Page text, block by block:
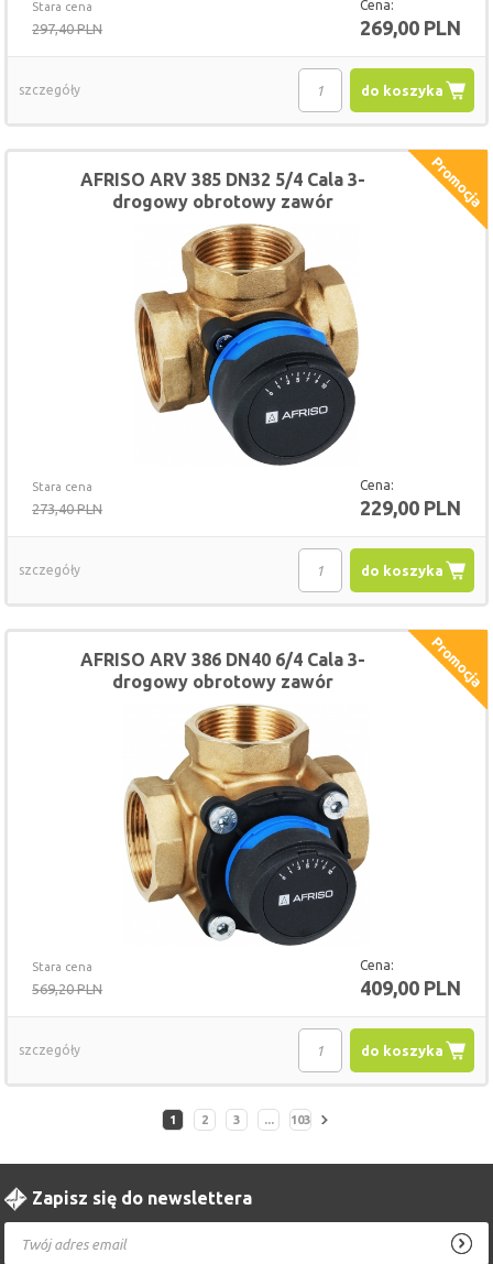
Stara cena
297,40 PLN
Cena:
269,00 PLN
do koszyka
szczegóły
Stara cena
273,40 PLN
Cena:
229,00 PLN
AFRISO ARV 385 DN32 5/4 Cala 3-
drogowy obrotowy zawór
mieszający ProClick, Kvs 16 (NOWY
MODEL)
do koszyka
szczegóły
Stara cena
569,20 PLN
Cena:
409,00 PLN
AFRISO ARV 386 DN40 6/4 Cala 3-
drogowy obrotowy zawór
mieszający ProClick, Kvs 25 (NOWY
MODEL)
do koszyka
szczegóły
1 2 3 ... 103
Zapisz się do newslettera